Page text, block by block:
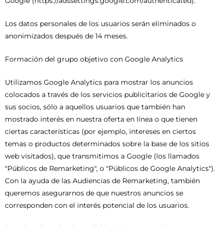
Los datos personales de los usuarios serán eliminados o
anonimizados después de 14 meses.
Formación del grupo objetivo con Google Analytics
Utilizamos Google Analytics para mostrar los anuncios
colocados a través de los servicios publicitarios de Google y
sus socios, sólo a aquellos usuarios que también han
mostrado interés en nuestra oferta en línea o que tienen
ciertas características (por ejemplo, intereses en ciertos
temas o productos determinados sobre la base de los sitios
web visitados), que transmitimos a Google (los llamados
"Públicos de Remarketing", o "Públicos de Google Analytics").
Con la ayuda de las Audiencias de Remarketing, también
queremos asegurarnos de que nuestros anuncios se
corresponden con el interés potencial de los usuarios.